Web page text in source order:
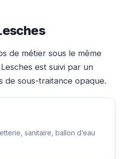
de métier sous le même
est suivi par un
sous-traitance opaque.
sanitaire, ballon d’eau